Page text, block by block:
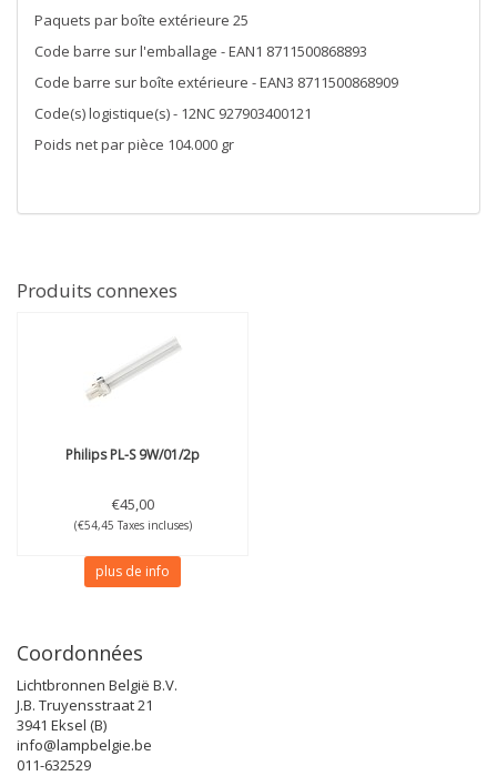
Paquets par boîte extérieure 25
Code barre sur l'emballage - EAN1 8711500868893
Code barre sur boîte extérieure - EAN3 8711500868909
Code(s) logistique(s) - 12NC 927903400121
Poids net par pièce 104.000 gr
Produits connexes
PhilipsPL-S 9W/01/2p
€45,00
(€54,45 Taxes incluses)
plus de info
Coordonnées
Lichtbronnen België B.V.
J.B. Truyensstraat 21
3941 Eksel (B)
info@lampbelgie.be
011-632529